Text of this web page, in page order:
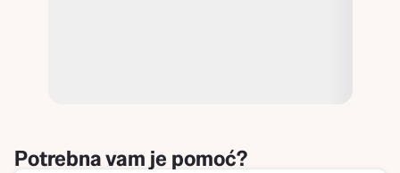
Potrebna vam je pomoć?